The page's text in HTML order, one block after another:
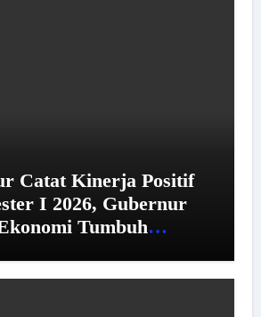
Catat Kinerja Positif
I 2026, Gubernur
Tumbuh
dan Pengangguran